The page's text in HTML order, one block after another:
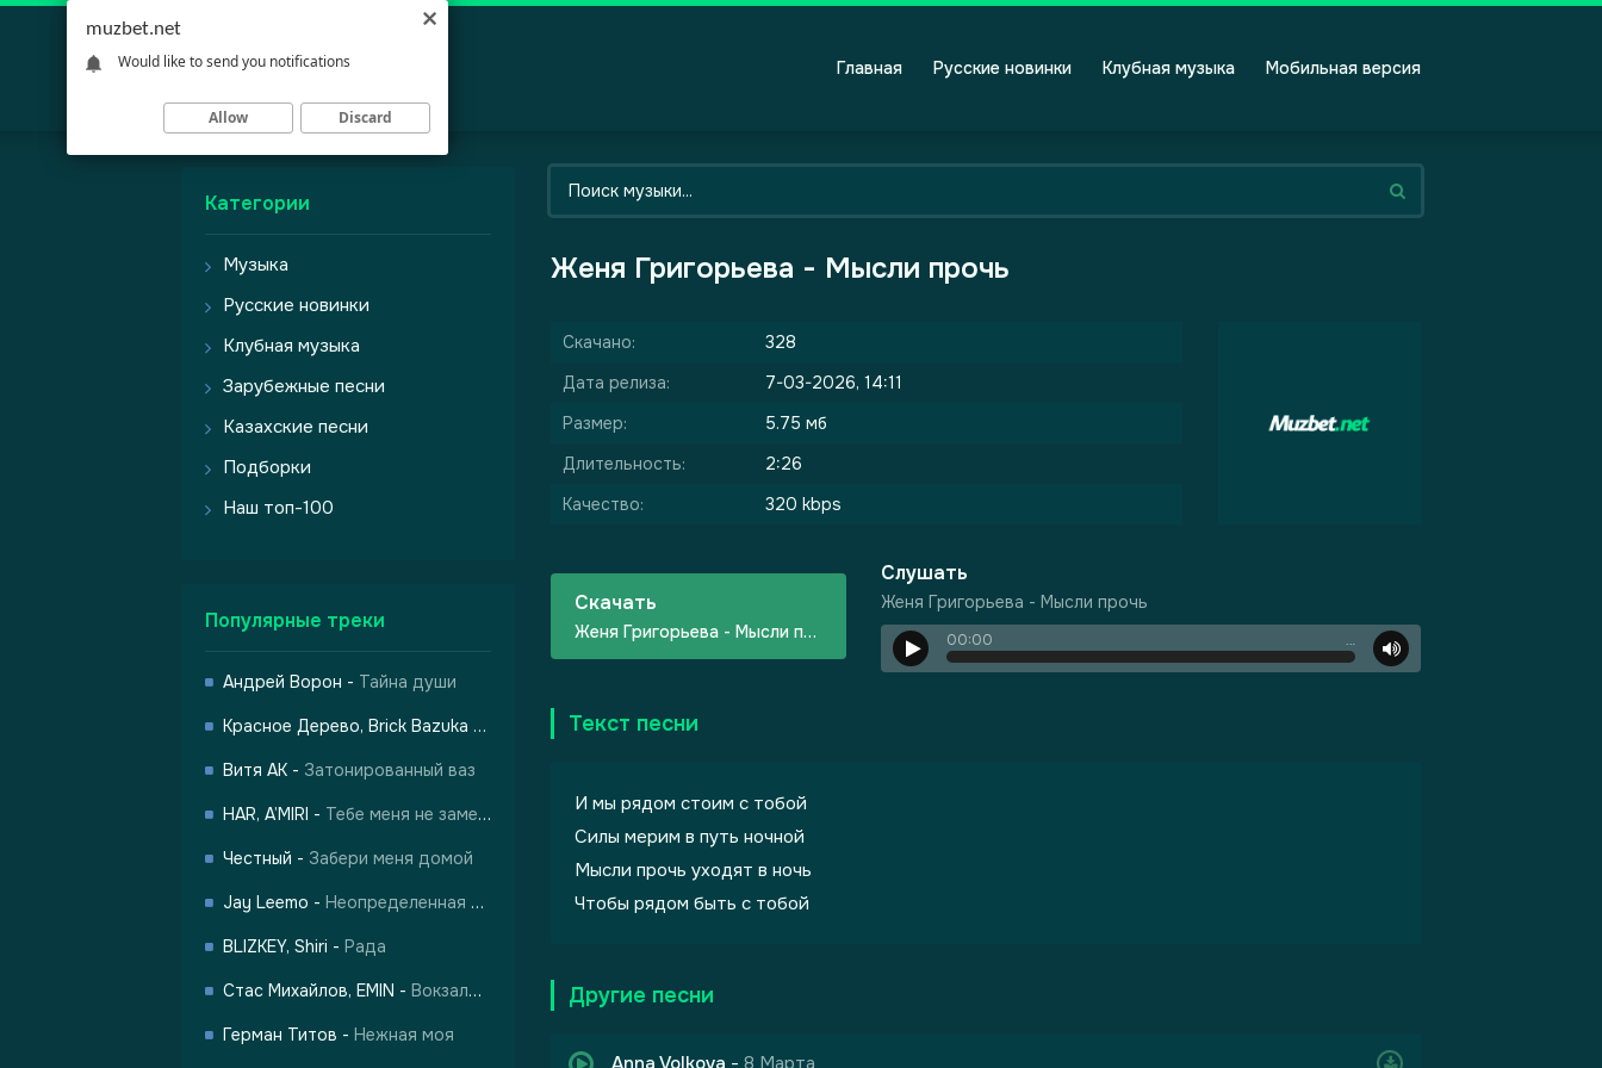
Главная Русские новинки Клубная музыка Мобильная версия
Категории
Музыка
Русские новинки
Клубная музыка
Зарубежные песни
Казахские песни
Подборки
Наш топ-100
Популярные треки
Андрей Ворон - Тайна души
Красное Дерево, Brick Bazuka Город Грехов
Витя АК - Затонированный ваз
HAR, A’MIRI - Тебе меня не заменить
Честный - Забери меня домой
Jay Leemo - Неопределенная любовь
BLIZKEY, Shiri - Рада
Стас Михайлов, EMIN - Вокзалы одиноких душ
Герман Титов - Нежная моя
Женя Григорьева - Мысли прочь
Скачано:
328
Дата релиза:
7-03-2026, 14:11
Размер:
5.75 мб
Длительность:
2:26
Качество:
320 kbps
Скачать
Женя Григорьева - Мысли прочь
Слушать
Женя Григорьева - Мысли прочь
00:00 …
Текст песни
И мы рядом стоим с тобой
Силы мерим в путь ночной
Мысли прочь уходят в ночь
Чтобы рядом быть с тобой
Другие песни
Anna Volkova - 8 Марта
muzbet.net
Would like to send you notifications
Allow Discard